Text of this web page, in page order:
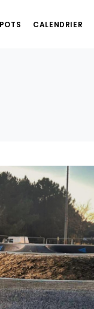
CALENDRIER